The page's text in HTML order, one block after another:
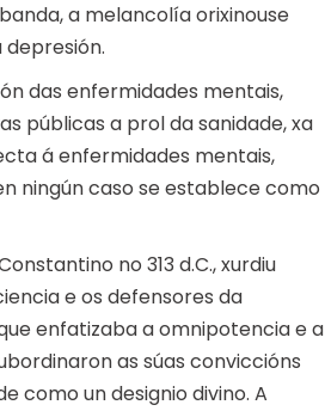
a melancolía orixinouse
das enfermidades mentais,
públicas a prol da sanidade, xa
á enfermidades mentais,
ningún caso se establece como
no 313 d.C., xurdiu
e os defensores da
enfatizaba a omnipotencia e a
as súas conviccións
como un designio divino. A